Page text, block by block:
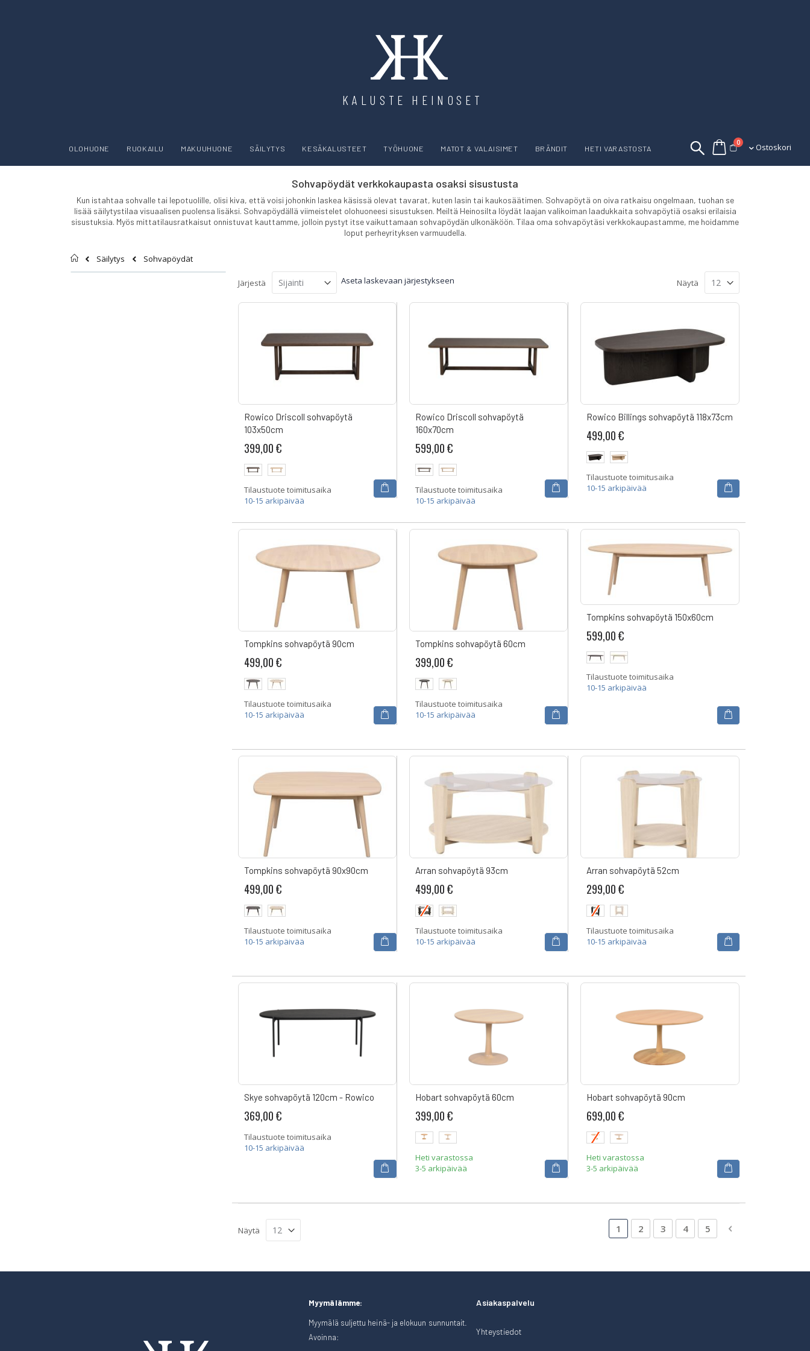
KALUSTE HEINOSET
Ostoskori
0tuotettaOstoskori
OLOHUONE RUOKAILU MAKUUHUONE SÄILYTYS KESÄKALUSTEET TYÖHUONE MATOT & VALAISIMET BRÄNDIT HETI VARASTOSTA
Sohvapöydät verkkokaupasta osaksi sisustusta
Kun istahtaa sohvalle tai lepotuolille, olisi kiva, että voisi johonkin laskea käsissä olevat tavarat, kuten lasin tai kaukosäätimen. Sohvapöytä on oiva ratkaisu ongelmaan, tuohan se
lisää säilytystilaa visuaalisen puolensa lisäksi. Sohvapöydällä viimeistelet olohuoneesi sisustuksen. Meiltä Heinosilta löydät laajan valikoiman laadukkaita sohvapöytiä osaksi erilaisia
sisustuksia. Myös mittatilausratkaisut onnistuvat kauttamme, jolloin pystyt itse vaikuttamaan sohvapöydän ulkonäköön. Tilaa oma sohvapöytäsi verkkokaupastamme, me hoidamme
loput perheyrityksen varmuudella.
Etusivu
Säilytys Sohvapöydät
Järjestä Aseta laskevaan järjestykseen Näytä
Rowico Driscoll sohvapöytä
103x50cm
399,00 €
Tilaustuote toimitusaika
10-15 arkipäivää
Rowico Driscoll sohvapöytä
160x70cm
599,00 €
Tilaustuote toimitusaika
10-15 arkipäivää
Rowico Billings sohvapöytä 118x73cm
499,00 €
Tilaustuote toimitusaika
10-15 arkipäivää
Tompkins sohvapöytä 90cm
499,00 €
Tilaustuote toimitusaika
10-15 arkipäivää
Tompkins sohvapöytä 60cm
399,00 €
Tilaustuote toimitusaika
10-15 arkipäivää
Tompkins sohvapöytä 150x60cm
599,00 €
Tilaustuote toimitusaika
10-15 arkipäivää
Tompkins sohvapöytä 90x90cm
499,00 €
Tilaustuote toimitusaika
10-15 arkipäivää
Arran sohvapöytä 93cm
499,00 €
Tilaustuote toimitusaika
10-15 arkipäivää
Arran sohvapöytä 52cm
299,00 €
Tilaustuote toimitusaika
10-15 arkipäivää
Skye sohvapöytä 120cm - Rowico
369,00 €
Tilaustuote toimitusaika
10-15 arkipäivää
Hobart sohvapöytä 60cm
399,00 €
Heti varastossa
3-5 arkipäivää
Hobart sohvapöytä 90cm
699,00 €
Heti varastossa
3-5 arkipäivää
SivuLuet tällä hetkellä sivua
1 Sivu
2 Sivu
3 Sivu
4 Sivu
5 Sivu
Siirry
Näytä
Myymälämme:
Myymälä suljettu heinä- ja elokuun sunnuntait.
Avoinna:
Asiakaspalvelu
Yhteystiedot